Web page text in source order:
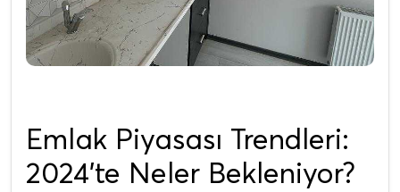
Emlak Piyasası Trendleri:
2024’te Neler Bekleniyor?